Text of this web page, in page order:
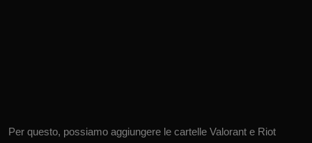
Per questo, possiamo aggiungere le cartelle Valorant e Riot